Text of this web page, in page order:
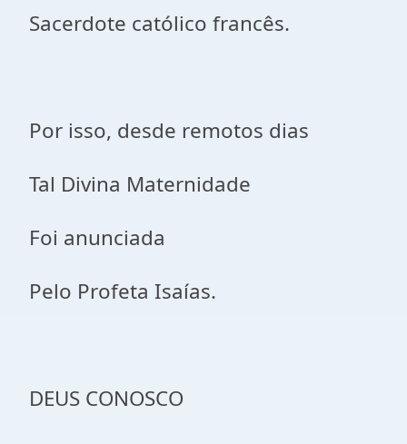
Sacerdote católico francês.
Por isso, desde remotos dias
Tal Divina Maternidade
Foi anunciada
Pelo Profeta Isaías.
DEUS CONOSCO